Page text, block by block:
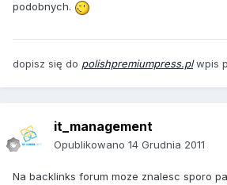
podobnych.
dopisz się do polishpremiumpress.plwpis
it_management
Opublikowano 14 Grudnia 2011
Na backlinks forum moze znalesc sporo